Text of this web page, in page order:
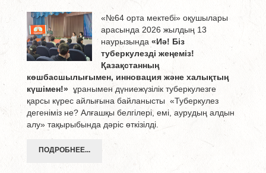
«№64 орта мектебі» оқушылары
арасында 2026 жылдың 13
наурызында«Иә! Біз
туберкулезді жеңеміз!
Қазақстанның
көшбасшылығымен, инновация және халықтың
күшімен!» ұранымен дүниежүзілік туберкулезге
қарсы күрес айлығына байланысты «Туберкулез
дегеніміз не? Алғашқы белгілері, емі, аурудың алдын
алу» тақырыбында дәріс өткізілді.
ПОДРОБНЕЕ...